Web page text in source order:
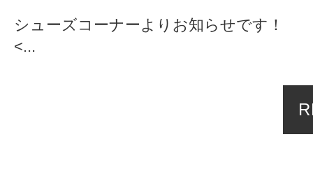
シューズコーナーよりお知らせです！
<...